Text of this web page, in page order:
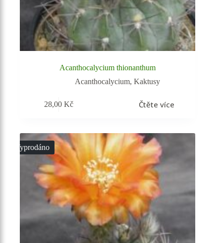
Acanthocalycium thionanthum
Acanthocalycium,Kaktusy
28,00Kč Čtěte více
Vyprodáno